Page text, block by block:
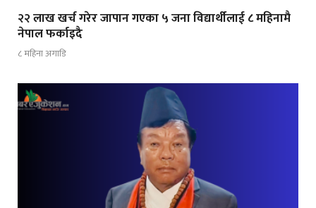
२२ लाख खर्च गरेर जापान गएका ५ जना विद्यार्थीलाई ८ महिनामै
नेपाल फर्काइदै
८ महिना अगाडि